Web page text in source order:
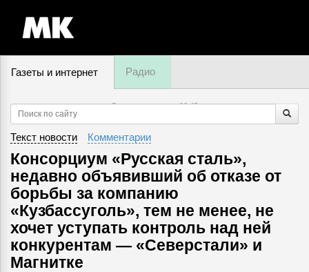
Газеты и интернет Радио
7 августа, четверг,00:45
Текст новости Комментарии
Консорциум «Русская сталь»,
недавно объявивший об отказе от
борьбы за компанию
«Кузбассуголь», тем не менее, не
хочет уступать контроль над ней
конкурентам — «Северстали» и
Магнитке